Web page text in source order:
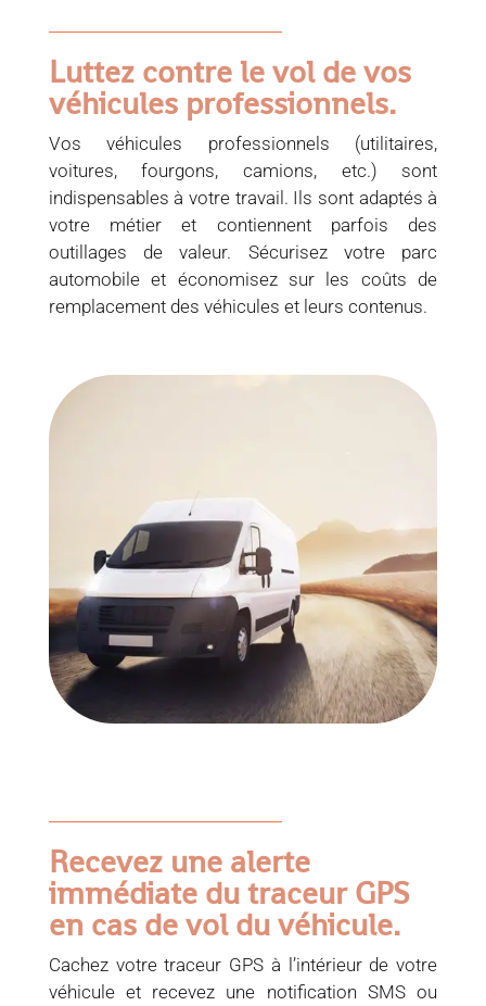
Luttez contre le vol de vos
véhicules professionnels.
Vos véhicules professionnels (utilitaires,
voitures, fourgons, camions, etc.) sont
indispensables à votre travail. Ils sont adaptés à
votre métier et contiennent parfois des
outillages de valeur. Sécurisez votre parc
automobile et économisez sur les coûts de
remplacement des véhicules et leurs contenus.
Recevez une alerte
immédiate du traceur GPS
en cas de vol du véhicule.
Cachez votre traceur GPS à l’intérieur de votre
véhicule et recevez une notification SMS ou